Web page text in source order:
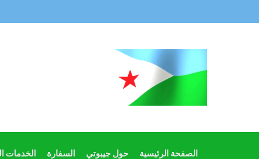
الصفحة الرئيسية حول جيبوتي السفارة الخدمات